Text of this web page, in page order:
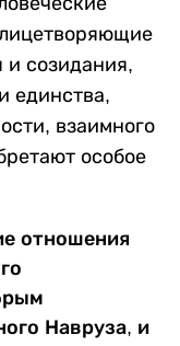
созидания,
единства,
взаимного
особое
отношения
Навруза, и